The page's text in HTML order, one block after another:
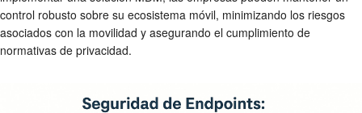
control robusto sobre su ecosistema móvil, minimizando los riesgos
asociados con la movilidad y asegurando el cumplimiento de
normativas de privacidad.